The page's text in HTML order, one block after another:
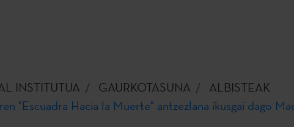
INSTITUTUA GAURKOTASUNA
ALBISTEAK
"Escuadra Hacia la Muerte" antzezlana ikusgai dago